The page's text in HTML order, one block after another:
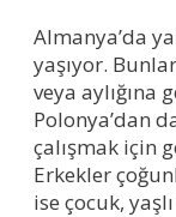
Almanya’da
yaşıyor.
veya aylığına
Polonya’dan
çalışmak için
Erkekler
ise çocuk,